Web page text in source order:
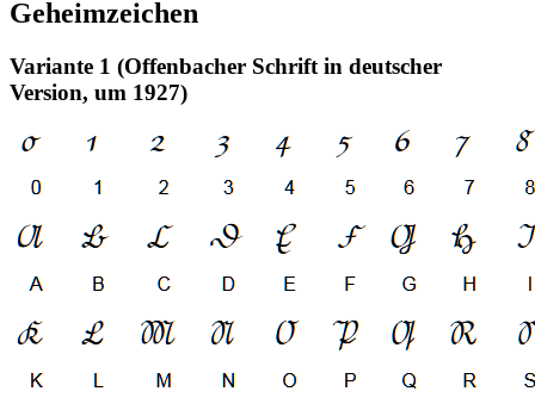
Geheimzeichen
Variante 1 (Offenbacher Schrift in deutscher
Version, um 1927)